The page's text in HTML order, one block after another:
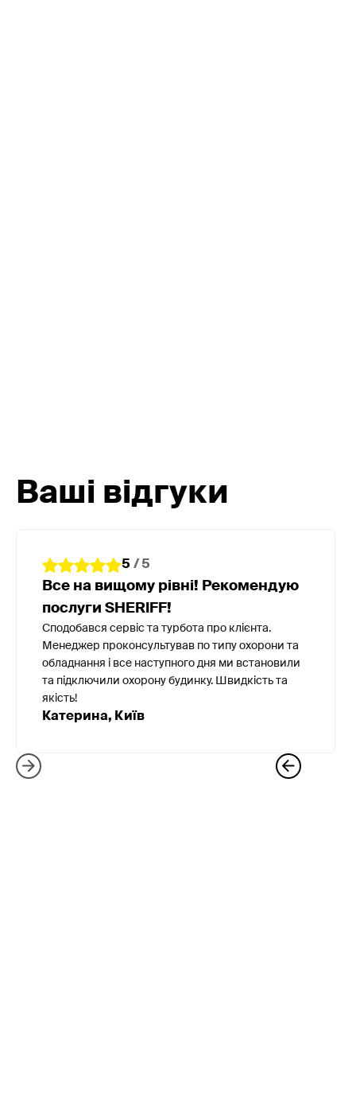
Ваші відгуки
5 / 5
Все на вищому рівні! Рекомендую
послуги SHERIFF!
Сподобався сервіс та турбота про клієнта.
Менеджер проконсультував по типу охорони та
обладнання і все наступного дня ми встановили
та підключили охорону будинку. Швидкість та
якість!
Катерина, Київ